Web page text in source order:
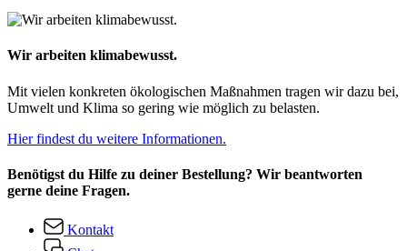
Wir arbeiten klimabewusst.
Mit vielen konkreten ökologischen Maßnahmen tragen wir dazu bei,
Umwelt und Klima so gering wie möglich zu belasten.
Hier findest du weitere Informationen.
Benötigst du Hilfe zu deiner Bestellung? Wir beantworten
gerne deine Fragen.
Kontakt